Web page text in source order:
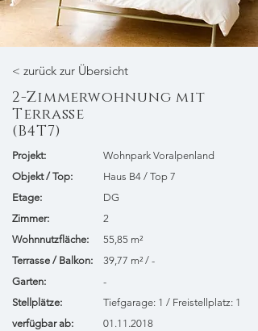
2-Zimmerwohnung mit
Terrasse
(B4T7)
< zurück zur Übersicht
Projekt:
​Objekt / Top:
Etage:
Zimmer:
Wohnnutzfläche:
Terrasse / Balkon:
Garten:
Stellplätze:
verfügbar ab:
Wohnpark Voralpenland
Haus B4 / Top 7
DG
2
55,85 m²
39,77 m² / -
-
Tiefgarage: 1 / Freistellplatz: 1
01.11.2018